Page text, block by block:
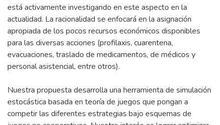
está activamente investigando en este aspecto en la
actualidad. La racionalidad se enfocará en la asignación
apropiada de los pocos recursos económicos disponibles
para las diversas acciones (profilaxis, cuarentena,
evacuaciones, traslado de medicamentos, de médicos y
personal asistencial, entre otros).
Nuestra propuesta desarrolla una herramienta de simulación
estocástica basada en teoría de juegos que pongan a
competir las diferentes estrategias bajo esquemas de